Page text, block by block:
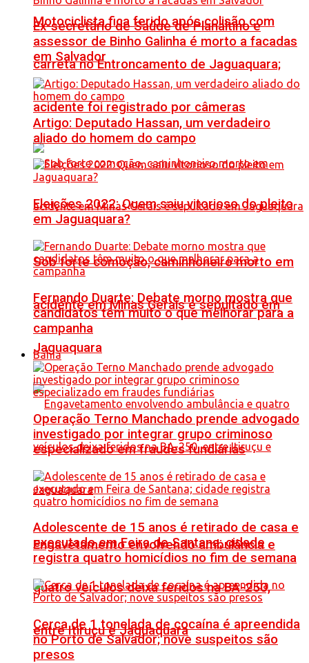
Motociclista fica ferido após colisão com
carreta no Entroncamento de Jaguaquara;
acidente foi registrado por câmeras
Sob forte comoção, caminhoneiro morto em
acidente em Minas Gerais é sepultado em
Jaguaquara
Engavetamento envolvendo ambulância e
quatro veículos deixa feridos na BA-250,
entre Itiruçu e Jaguaquara
Ex-secretário de Saúde de Planaltino e
assessor de Binho Galinha é morto a facadas
em Salvador
Artigo: Deputado Hassan, um verdadeiro
aliado do homem do campo
Eleições 2022: Quem saiu vitorioso do pleito
em Jaguaquara?
Fernando Duarte: Debate morno mostra que
candidatos têm muito o que melhorar para a
campanha
Bahia
Operação Terno Manchado prende advogado
investigado por integrar grupo criminoso
especializado em fraudes fundiárias
Adolescente de 15 anos é retirado de casa e
executado em Feira de Santana; cidade
registra quatro homicídios no fim de semana
Cerca de 1 tonelada de cocaína é apreendida
no Porto de Salvador; nove suspeitos são
presos